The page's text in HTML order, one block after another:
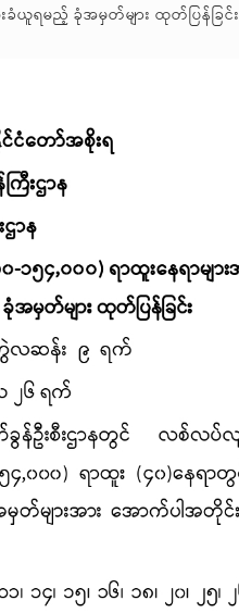
ယူရမည့် ခုံအမှတ်များ ထုတ်ပြန်ခြင်း